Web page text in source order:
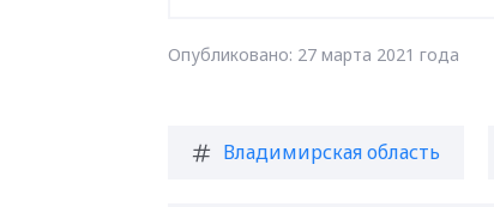
Опубликовано: 27 марта 2021 года
Владимирская область